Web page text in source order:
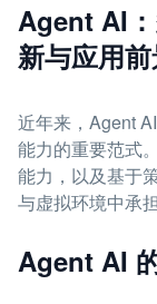
Agent AI
新与应用
近年来，Agent
能力的重要范式
能力，以及基于
与虚拟环境中承
Agent AI